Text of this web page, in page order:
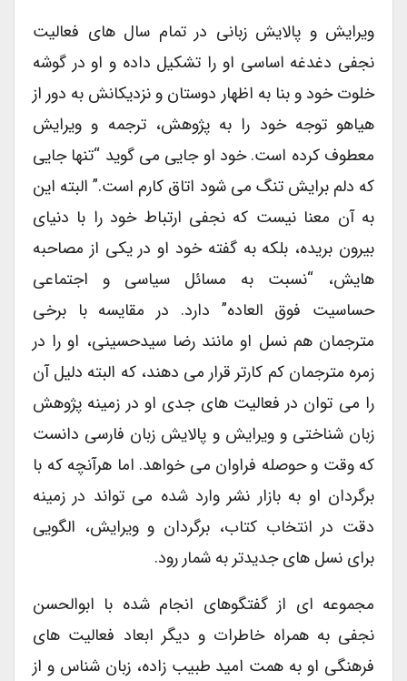
ویرایش و پالایش زبانی در تمام سال های فعالیت
نجفی دغدغه اساسی او را تشکیل داده و او در گوشه
خلوت خود و بنا به اظهار دوستان و نزدیکانش به دور از
هیاهو توجه خود را به پژوهش، ترجمه و ویرایش
معطوف کرده است. خود او جایی می گوید “تنها جایی
که دلم برایش تنگ می شود اتاق کارم است.” البته این
به آن معنا نیست که نجفی ارتباط خود را با دنیای
بیرون بریده، بلکه به گفته خود او در یکی از مصاحبه
هایش، “نسبت به مسائل سیاسی و اجتماعی
حساسیت فوق العاده” دارد. در مقایسه با برخی
مترجمان هم نسل او مانند رضا سیدحسینی، او را در
زمره مترجمان کم کارتر قرار می دهند، که البته دلیل آن
را می توان در فعالیت های جدی او در زمینه پژوهش
زبان شناختی و ویرایش و پالایش زبان فارسی دانست
که وقت و حوصله فراوان می خواهد. اما هرآنچه که با
برگردان او به بازار نشر وارد شده می تواند در زمینه
دقت در انتخاب کتاب، برگردان و ویرایش، الگویی
برای نسل های جدیدتر به شمار رود.
مجموعه ای از گفتگوهای انجام شده با ابوالحسن
نجفی به همراه خاطرات و دیگر ابعاد فعالیت های
فرهنگی او به همت امید طبیب زاده، زبان شناس و از